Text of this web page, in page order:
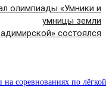
олимпиады «Умники и
умницы земли
состоялся
соревнованиях по лёгкой